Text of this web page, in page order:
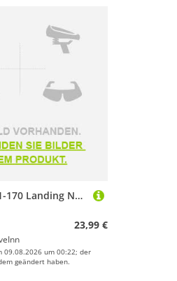
Mikado S1-001-170 Landing Net Schwarz 170 cm
23,99 €
um 00:22; der
geändert haben.